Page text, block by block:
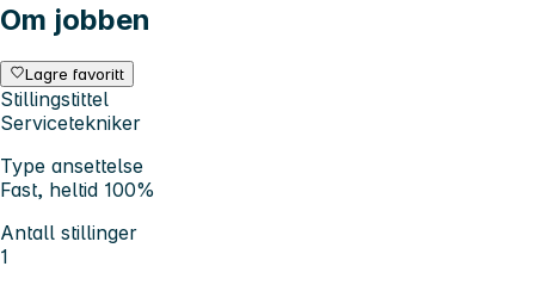
Om jobben
Lagre favoritt
Stillingstittel
Servicetekniker
Type ansettelse
Fast, heltid 100%
Antall stillinger
1